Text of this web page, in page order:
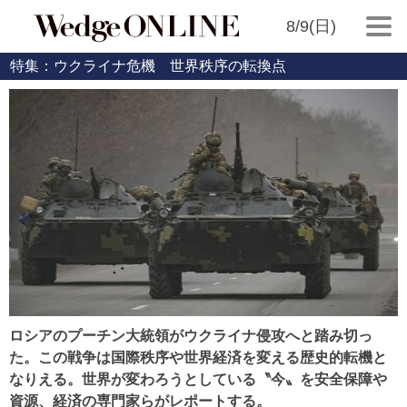
8/9(日)
特集：ウクライナ危機 世界秩序の転換点
ロシアのプーチン大統領がウクライナ侵攻へと踏み切っ
た。この戦争は国際秩序や世界経済を変える歴史的転機と
なりえる。世界が変わろうとしている〝今〟を安全保障や
資源、経済の専門家らがレポートする。